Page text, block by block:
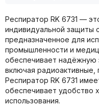
Респиратор RK 6731 —
индивидуальной защиты
предназначенное для
промышленности и
обеспечивает надёжную
включая
Респиратор RK 6731
обеспечивает удобство
использования.